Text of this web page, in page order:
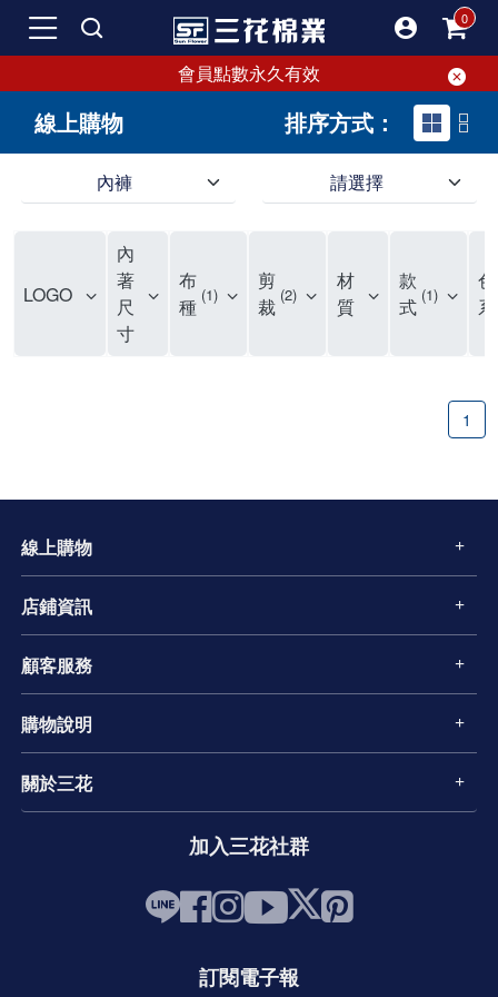
會員點數永久有效
線上購物 排序方式：
內褲 請選擇
LOGO
內
著
尺
寸
布
種 1
剪
裁 2
材
質
款
式 1
色
系
1
線上購物
店鋪資訊
顧客服務
購物說明
關於三花
加入三花社群
訂閱電子報